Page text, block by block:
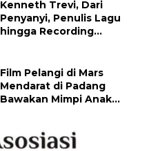
Kenneth Trevi, Dari
Penyanyi, Penulis Lagu
hingga Recording
Film Pelangi di Mars
Mendarat di Padang
Bawakan Mimpi Anak